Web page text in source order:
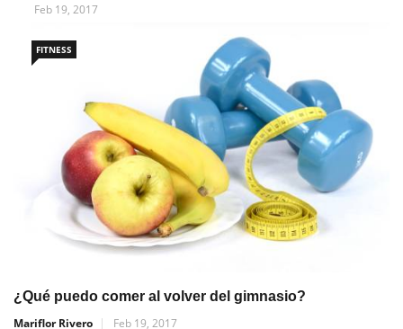
Feb 19, 2017
FITNESS
¿Qué puedo comer al volver del gimnasio?
Mariflor Rivero
Feb 19, 2017